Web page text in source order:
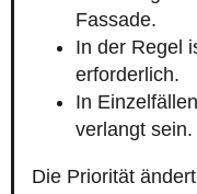
Fassade.
In der Regel
erforderlich.
In
verlangt sein.
Die Priorität